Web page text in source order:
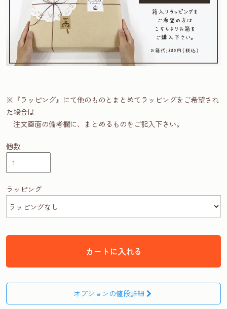
※『ラッピング』にて他のものとまとめてラッピングをご希望され
た場合は
注文画面の備考欄に、まとめるものをご記入下さい。
個数
ラッピング
カートに入れる
オプションの値段詳細